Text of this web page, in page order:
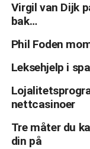
Virgil van Dijk
bak…
Phil Foden
Leksehjelp i
nettcasinoer
Tre måter du
din på